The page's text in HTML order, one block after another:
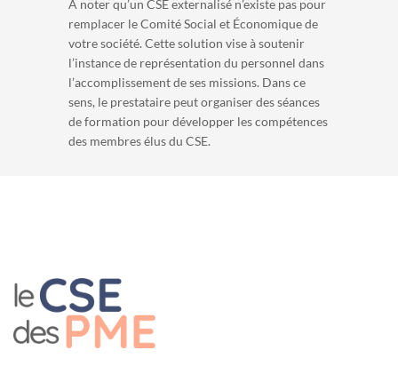
À noter qu’un CSE externalisé n’existe pas pour
remplacer le Comité Social et Économique de
votre société. Cette solution vise à soutenir
l’instance de représentation du personnel dans
l’accomplissement de ses missions. Dans ce
sens, le prestataire peut organiser des séances
de formation pour développer les compétences
des membres élus du CSE.